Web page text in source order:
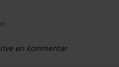
en kommentar